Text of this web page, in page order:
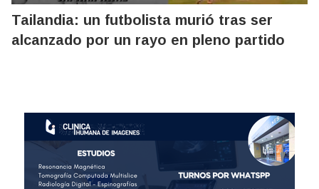
Tailandia: un futbolista murió tras ser
alcanzado por un rayo en pleno partido